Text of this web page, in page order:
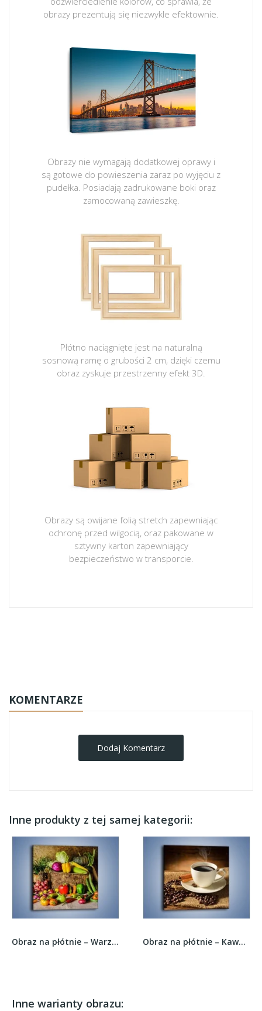
obrazy prezentują się niezwykle efektownie.
Obrazy nie wymagają dodatkowej oprawy i
są gotowe do powieszenia zaraz po wyjęciu z
pudełka. Posiadają zadrukowane boki oraz
zamocowaną zawieszkę.
Płótno naciągnięte jest na naturalną
sosnową ramę o grubości 2 cm, dzięki czemu
obraz zyskuje przestrzenny efekt 3D.
Obrazy są owijane folią stretch zapewniając
ochronę przed wilgocią, oraz pakowane w
sztywny karton zapewniający
bezpieczeństwo w transporcie.
KOMENTARZE
Dodaj Komentarz
Inne produkty z tej samej kategorii:
Obraz na płótnie – Warzywa rozrzucone na... Obraz na płótnie – Kawa w białej filiżance –...
Inne warianty obrazu: